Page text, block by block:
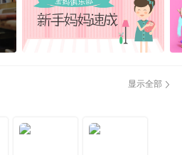
显示全部